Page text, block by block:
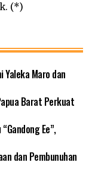
(*)
Yaleka Maro dan
Barat Perkuat
Ee”,
dan Pembunuhan